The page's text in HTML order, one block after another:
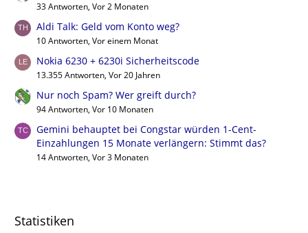
33 Antworten, Vor 2 Monaten
Aldi Talk: Geld vom Konto weg?
10 Antworten, Vor einem Monat
Nokia 6230 + 6230i Sicherheitscode
13.355 Antworten, Vor 20 Jahren
Nur noch Spam? Wer greift durch?
94 Antworten, Vor 10 Monaten
Gemini behauptet bei Congstar würden 1-Cent-
Einzahlungen 15 Monate verlängern: Stimmt das?
14 Antworten, Vor 3 Monaten
Statistiken